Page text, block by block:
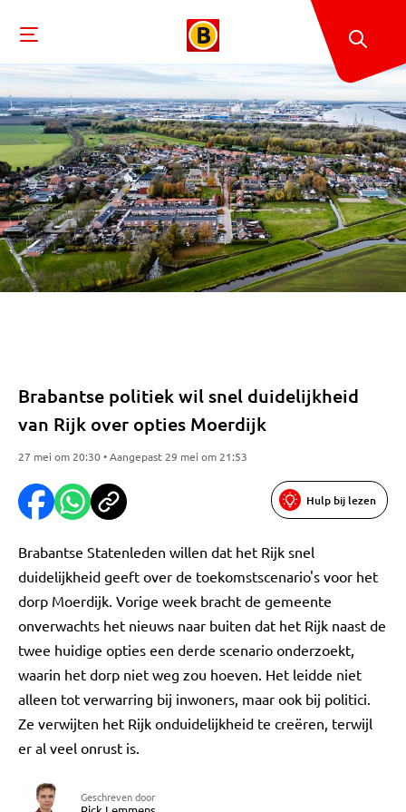
Brabantse politiek wil snel duidelijkheid
van Rijk over opties Moerdijk
27 mei om 20:30 • Aangepast 29 mei om 21:53
Hulp bij lezen
Brabantse Statenleden willen dat het Rijk snel
duidelijkheid geeft over de toekomstscenario's voor het
dorp Moerdijk. Vorige week bracht de gemeente
onverwachts het nieuws naar buiten dat het Rijk naast de
twee huidige opties een derde scenario onderzoekt,
waarin het dorp niet weg zou hoeven. Het leidde niet
alleen tot verwarring bij inwoners, maar ook bij politici.
Ze verwijten het Rijk onduidelijkheid te creëren, terwijl
er al veel onrust is.
Geschreven door